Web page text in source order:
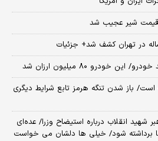
قیمت شیر عجیب شد
خودرو ۸۰ میلیون ارزان شد
است/ باز شدن تنگه هرمز تابع شرایط دیگری
شهید انقلاب درباره استیضاح وزرا/ عده‌ای
برداشته شود/ خیلی ها دلشان می خواست